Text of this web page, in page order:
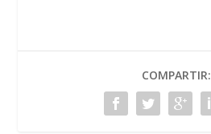
COMPARTIR: